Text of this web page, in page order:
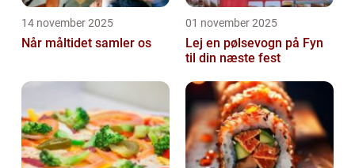
14 november 2025
Når måltidet samler os
01 november 2025
Lej en pølsevogn på Fyn
til din næste fest